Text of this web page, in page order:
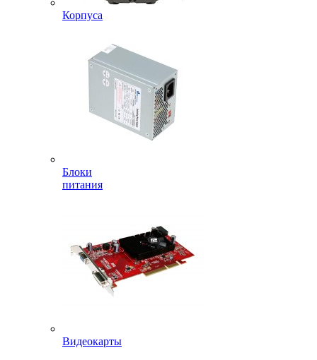
Корпуса
Блоки
питания
Видеокарты